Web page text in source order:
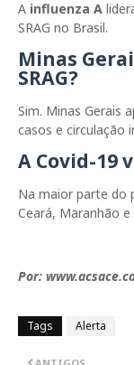
A influenza A
SRAG no Brasil.
Minas
SRAG?
Sim. Minas Gerais
casos e circulação
A Covid-19
Na maior parte do
Ceará, Maranhão
Por:
Tags Alerta